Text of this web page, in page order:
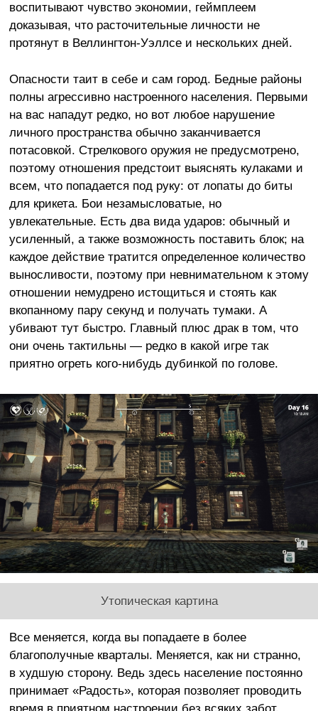
воспитывают чувство экономии, геймплеем
доказывая, что расточительные личности не
протянут в Веллингтон-Уэллсе и нескольких дней.
Опасности таит в себе и сам город. Бедные районы
полны агрессивно настроенного населения. Первыми
на вас нападут редко, но вот любое нарушение
личного пространства обычно заканчивается
потасовкой. Стрелкового оружия не предусмотрено,
поэтому отношения предстоит выяснять кулаками и
всем, что попадается под руку: от лопаты до биты
для крикета. Бои незамысловатые, но
увлекательные. Есть два вида ударов: обычный и
усиленный, а также возможность поставить блок; на
каждое действие тратится определенное количество
выносливости, поэтому при невнимательном к этому
отношении немудрено истощиться и стоять как
вкопанному пару секунд и получать тумаки. А
убивают тут быстро. Главный плюс драк в том, что
они очень тактильны — редко в какой игре так
приятно огреть кого-нибудь дубинкой по голове.
Утопическая картина
Все меняется, когда вы попадаете в более
благополучные кварталы. Меняется, как ни странно,
в худшую сторону. Ведь здесь население постоянно
принимает «Радость», которая позволяет проводить
время в приятном настроении без всяких забот.